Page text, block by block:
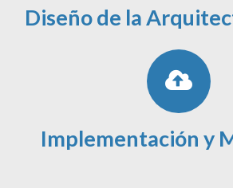
Diseño de la
Implementación y